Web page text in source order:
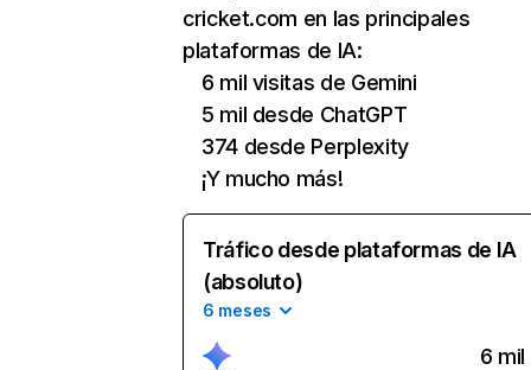
cricket.com en las principales
plataformas de IA:
6 mil visitas de Gemini
5 mil desde ChatGPT
374 desde Perplexity
¡Y mucho más!
Tráfico desde plataformas de IA
(absoluto)
6 meses
6 mil